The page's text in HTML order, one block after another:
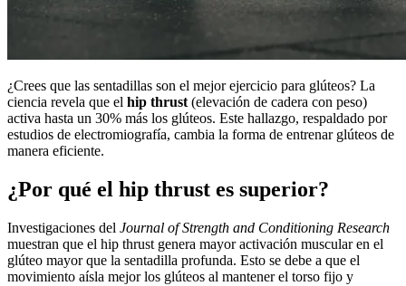
¿Crees que las sentadillas son el mejor ejercicio para glúteos? La
ciencia revela que el hip thrust (elevación de cadera con peso)
activa hasta un 30% más los glúteos. Este hallazgo, respaldado por
estudios de electromiografía, cambia la forma de entrenar glúteos de
manera eficiente.
¿Por qué el hip thrust es superior?
Investigaciones del Journal of Strength and Conditioning Research
muestran que el hip thrust genera mayor activación muscular en el
glúteo mayor que la sentadilla profunda. Esto se debe a que el
movimiento aísla mejor los glúteos al mantener el torso fijo y